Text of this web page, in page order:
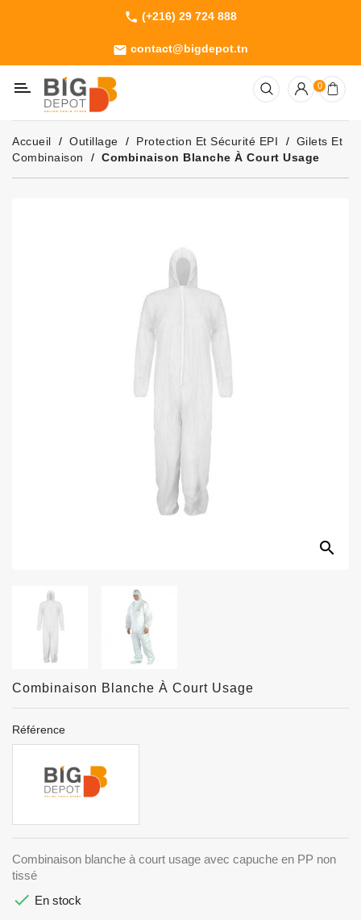
phone (+216) 29 724 888
email contact@bigdepot.tn
Machines
Outillage
Jardinage
Consommables
0
Accueil Outillage Protection Et Sécurité EPI
Gilets Et
Combinaison
Combinaison Blanche À Court Usage
search
Combinaison Blanche À Court Usage
Référence
Combinaison blanche à court usage avec capuche en PP non
tissé
 En stock